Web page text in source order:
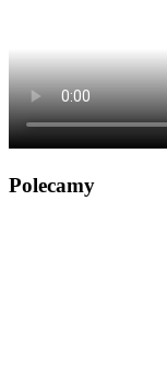
Polecamy